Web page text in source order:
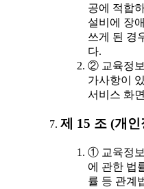
공에 적합
설비에 장
쓰게 된 경
다.
② 교육정
가사항이
서비스 화
제 15 조 (개
① 교육정
에 관한 법
률 등 관계